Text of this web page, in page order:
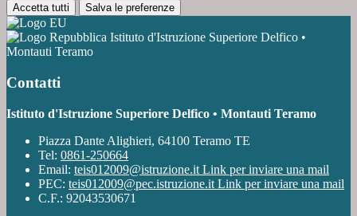
Accetta tutti Salva le preferenze
Istituto d'Istruzione Superiore Delfico •
Montauti Teramo
Contatti
Istituto d'Istruzione Superiore Delfico • Montauti Teramo
Piazza Dante Alighieri, 64100 Teramo TE
Tel: 0861-250664
Email: teis012009@istruzione.it Link per inviare una mail
PEC: teis012009@pec.istruzione.it Link per inviare una mail
C.F.: 92043530671